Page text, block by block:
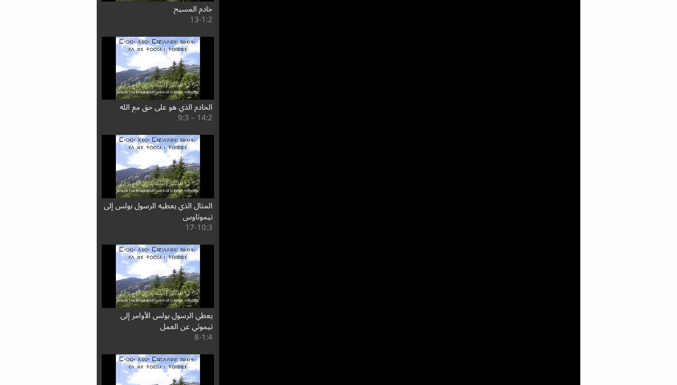
خادم المسيح
2:⁧1⁩-13
الخادم الذي هو على حق مع الله
2:⁧14⁩ – 3:⁧9⁩
المثال الذي يعطيه الرسول بولس إلى
تيموثاوس
3:⁧10⁩-17
يعطي الرسول بولس الأوامر إلى
تيموثي عن العمل
4:⁧1⁩-8